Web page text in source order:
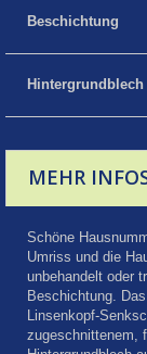
Beschichtung
Hintergrundblech
MEHR
Schöne
Umriss und die
unbehandelt oder
Beschichtung.
Linsenkopf-
zugeschnittenem,